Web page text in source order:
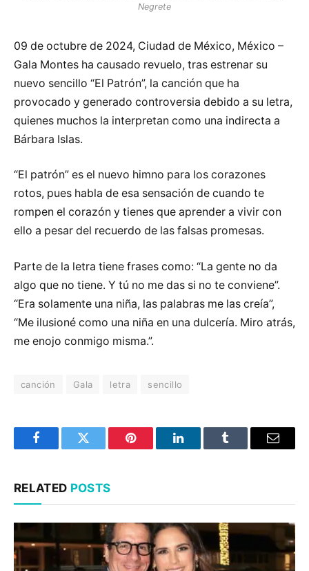
Negrete
09 de octubre de 2024, Ciudad de México, México –
Gala Montes ha causado revuelo, tras estrenar su
nuevo sencillo “El Patrón”, la canción que ha
provocado y generado controversia debido a su letra,
quienes muchos la interpretan como una indirecta a
Bárbara Islas.
“El patrón” es el nuevo himno para los corazones
rotos, pues habla de esa sensación de cuando te
rompen el corazón y tienes que aprender a vivir con
ello a pesar del recuerdo de las falsas promesas.
Parte de la letra tiene frases como: “La gente no da
algo que no tiene. Y tú no me das si no te conviene”.
“Era solamente una niña, las palabras me las creía”,
“Me ilusioné como una niña en una dulcería. Miro atrás,
me enojo conmigo misma.”.
canción Gala letra sencillo
FacebookTwitter Pinterest LinkedInTumblr Email
RELATED POSTS